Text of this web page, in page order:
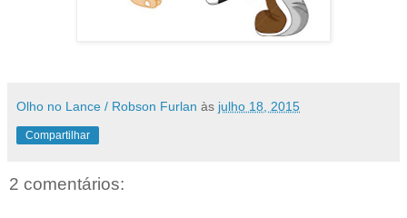
Olho no Lance / Robson Furlan às julho 18, 2015
Compartilhar
2 comentários: